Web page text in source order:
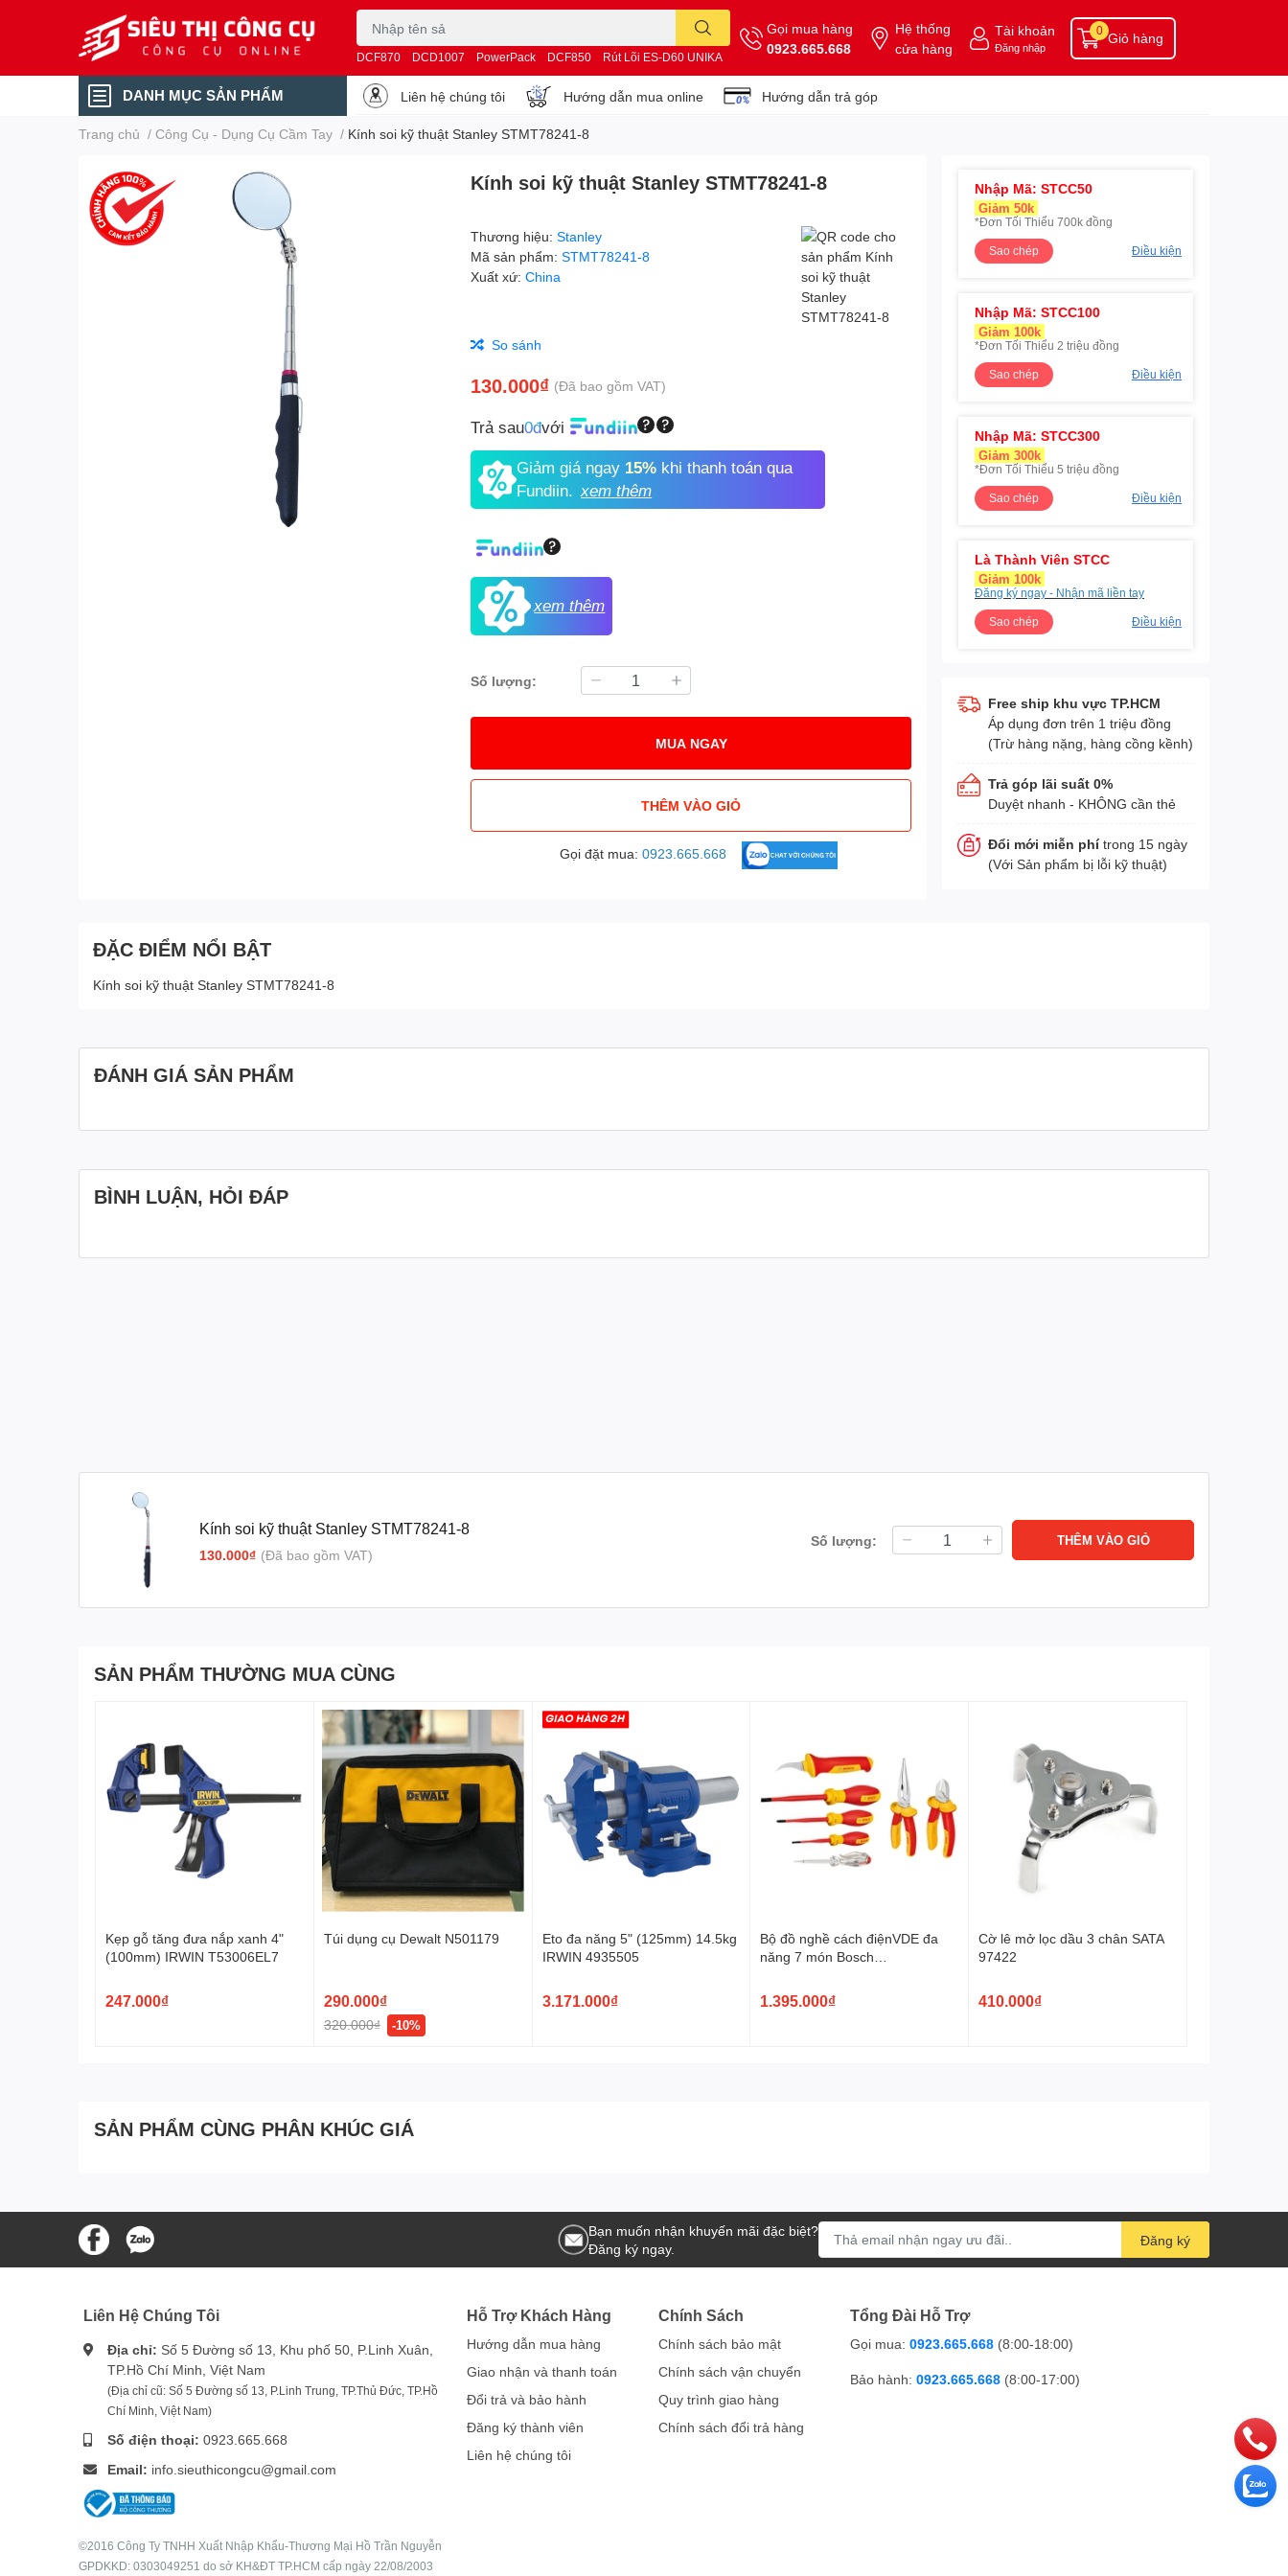
DCF870 DCD1007 PowerPack DCF850 Rút Lõi ES-D60 UNIKA
Gọi mua hàng
0923.665.668
Hệ thống
cửa hàng
Tài khoản
Đăng nhập
Giỏ hàng
0
DANH MỤC SẢN PHẨM Liên hệ chúng tôi Hướng dẫn mua online Hướng dẫn trả góp
Trang chủ / Công Cụ - Dụng Cụ Cầm Tay / Kính soi kỹ thuật Stanley STMT78241-8
Kính soi kỹ thuật Stanley STMT78241-8
Thương hiệu:Stanley
Mã sản phẩm:STMT78241-8
Xuất xứ:China
So sánh
130.000₫ (Đã bao gồm VAT)
Trả sau0đvới
Giảm giá ngay 15% khi thanh toán qua
Fundiin. xem thêm
xem thêm
Số lượng:
MUA NGAY
THÊM VÀO GIỎ
Gọi đặt mua: 0923.665.668
Nhập Mã: STCC50
Giảm 50k
*Đơn Tối Thiểu 700k đồng
Sao chép
Điều kiện
Nhập Mã: STCC100
Giảm 100k
*Đơn Tối Thiểu 2 triệu đồng
Sao chép
Điều kiện
Nhập Mã: STCC300
Giảm 300k
*Đơn Tối Thiểu 5 triệu đồng
Sao chép
Điều kiện
Là Thành Viên STCC
Giảm 100k
Đăng ký ngay - Nhận mã liền tay
Sao chép
Điều kiện
Free ship khu vực TP.HCM
Áp dụng đơn trên 1 triệu đồng
(Trừ hàng nặng, hàng cồng kềnh)
Trả góp lãi suất 0%
Duyệt nhanh - KHÔNG cần thẻ
Đổi mới miễn phítrong 15 ngày
(Với Sản phẩm bị lỗi kỹ thuật)
ĐẶC ĐIỂM NỔI BẬT
Kính soi kỹ thuật Stanley STMT78241-8
ĐÁNH GIÁ SẢN PHẨM
BÌNH LUẬN, HỎI ĐÁP
Kính soi kỹ thuật Stanley STMT78241-8
130.000₫ (Đã bao gồm VAT)
Số lượng: THÊM VÀO GIỎ
SẢN PHẨM THƯỜNG MUA CÙNG
Kẹp gỗ tăng đưa nắp xanh 4"
(100mm) IRWIN T53006EL7
247.000₫
Túi dụng cụ Dewalt N501179
290.000₫
320.000₫ -10%
Eto đa năng 5" (125mm) 14.5kg
IRWIN 4935505
3.171.000₫
Bộ đồ nghề cách điệnVDE đa
năng 7 món Bosch
1.395.000₫
Cờ lê mở lọc dầu 3 chân SATA
97422
410.000₫
SẢN PHẨM CÙNG PHÂN KHÚC GIÁ
Bạn muốn nhận khuyến mãi đặc biệt?
Đăng ký ngay.
Đăng ký
Liên Hệ Chúng Tôi
Địa chỉ: Số 5 Đường số 13, Khu phố 50, P.Linh Xuân,
TP.Hồ Chí Minh, Việt Nam
(Địa chỉ cũ: Số 5 Đường số 13, P.Linh Trung, TP.Thủ Đức, TP.Hồ
Chí Minh, Việt Nam)
Số điện thoại: 0923.665.668
Email: info.sieuthicongcu@gmail.com
Hỗ Trợ Khách Hàng
Hướng dẫn mua hàng
Giao nhận và thanh toán
Đổi trả và bảo hành
Đăng ký thành viên
Liên hệ chúng tôi
Chính Sách
Chính sách bảo mật
Chính sách vận chuyển
Quy trình giao hàng
Chính sách đổi trả hàng
Tổng Đài Hỗ Trợ
Gọi mua: 0923.665.668 (8:00-18:00)
Bảo hành: 0923.665.668 (8:00-17:00)
©2016 Công Ty TNHH Xuất Nhập Khẩu-Thương Mại Hồ Trần Nguyễn
GPDKKD: 0303049251 do sở KH&ĐT TP.HCM cấp ngày 22/08/2003